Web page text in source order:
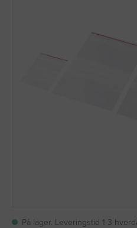
På lager. Leveringstid 1-3